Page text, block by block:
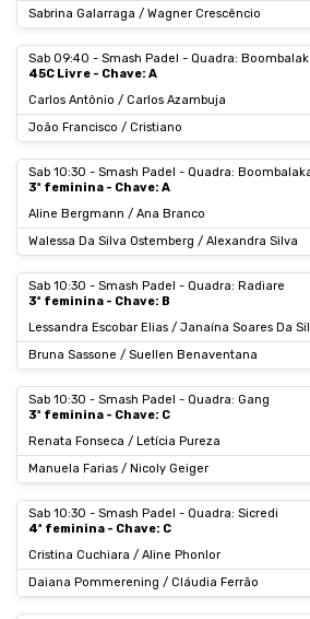
Sabrina Galarraga / Wagner Crescêncio
Sab 09:40 - Smash Padel - Quadra:
45C Livre - Chave: A
Carlos Antônio / Carlos Azambuja
João Francisco / Cristiano
Sab 10:30 - Smash Padel - Quadra:
3ª feminina - Chave: A
Aline Bergmann / Ana Branco
Walessa Da Silva Ostemberg / Alexandra Silva
Sab 10:30 - Smash Padel - Quadra: Radiare
3ª feminina - Chave: B
Lessandra Escobar Elias / Janaína Soares Da
Bruna Sassone / Suellen Benaventana
Sab 10:30 - Smash Padel - Quadra: Gang
3ª feminina - Chave: C
Renata Fonseca / Letícia Pureza
Manuela Farias / Nicoly Geiger
Sab 10:30 - Smash Padel - Quadra: Sicredi
4ª feminina - Chave: C
Cristina Cuchiara / Aline Phonlor
Daiana Pommerening / Cláudia Ferrão